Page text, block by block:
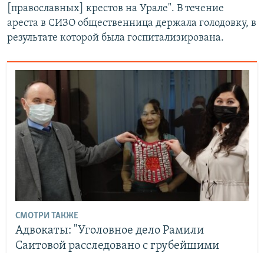
[православных] крестов на Урале". В течение
ареста в СИЗО общественница держала голодовку, в
результате которой была госпитализирована.
СМОТРИ ТАКЖЕ
Адвокаты: "Уголовное дело Рамили
Саитовой расследовано с грубейшими